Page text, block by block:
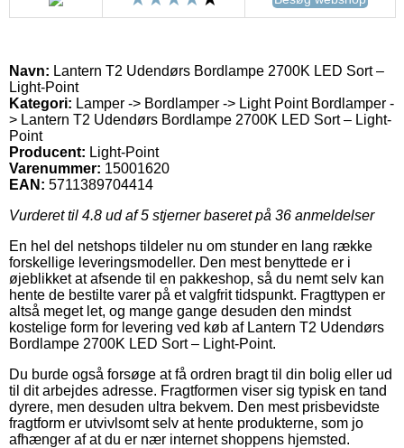
Navn: Lantern T2 Udendørs Bordlampe 2700K LED Sort –
Light-Point
Kategori: Lamper -> Bordlamper -> Light Point Bordlamper -
> Lantern T2 Udendørs Bordlampe 2700K LED Sort – Light-
Point
Producent: Light-Point
Varenummer: 15001620
EAN: 5711389704414
Vurderet til 4.8 ud af 5 stjerner baseret på 36 anmeldelser
En hel del netshops tildeler nu om stunder en lang række
forskellige leveringsmodeller. Den mest benyttede er i
øjeblikket at afsende til en pakkeshop, så du nemt selv kan
hente de bestilte varer på et valgfrit tidspunkt. Fragttypen er
altså meget let, og mange gange desuden den mindst
kostelige form for levering ved køb af Lantern T2 Udendørs
Bordlampe 2700K LED Sort – Light-Point.
Du burde også forsøge at få ordren bragt til din bolig eller ud
til dit arbejdes adresse. Fragtformen viser sig typisk en tand
dyrere, men desuden ultra bekvem. Den mest prisbevidste
fragtform er utvivlsomt selv at hente produkterne, som jo
afhænger af at du er nær internet shoppens hjemsted.